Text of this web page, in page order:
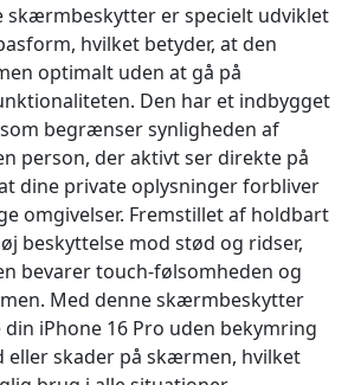
skærmbeskytter er specielt udviklet
hvilket betyder, at den
optimalt uden at gå på
Den har et indbygget
begrænser synligheden af
person, der aktivt ser direkte på
dine private oplysninger forbliver
omgivelser. Fremstillet af holdbart
beskyttelse mod stød og ridser,
bevarer touch-følsomheden og
Med denne skærmbeskytter
iPhone 16 Pro uden bekymring
skader på skærmen, hvilket